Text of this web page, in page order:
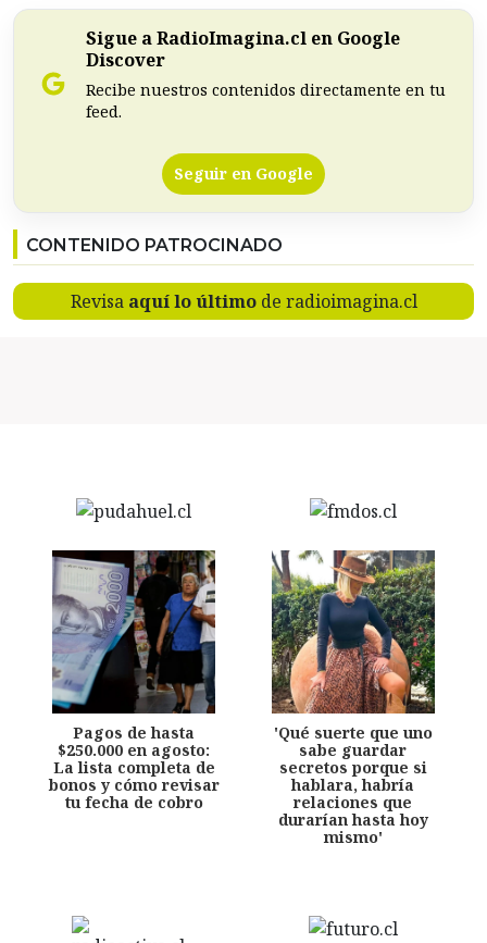
Sigue a RadioImagina.cl en Google
Discover
Recibe nuestros contenidos directamente en tu
feed.
Seguir en Google
CONTENIDO PATROCINADO
Revisa aquí lo últimode radioimagina.cl
Pagos de hasta
$250.000 en agosto:
La lista completa de
bonos y cómo revisar
tu fecha de cobro
'Qué suerte que uno
sabe guardar
secretos porque si
hablara, habría
relaciones que
durarían hasta hoy
mismo'